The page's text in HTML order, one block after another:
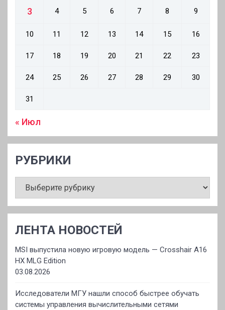
3 4 5 6 7 8 9
10 11 12 13 14 15 16
17 18 19 20 21 22 23
24 25 26 27 28 29 30
31
« Июл
РУБРИКИ
ЛЕНТА НОВОСТЕЙ
MSI выпустила новую игровую модель — Crosshair A16
HX MLG Edition
03.08.2026
Исследователи МГУ нашли способ быстрее обучать
системы управления вычислительными сетями